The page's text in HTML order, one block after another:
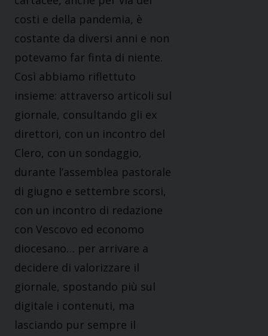
costi e della pandemia, è
costante da diversi anni e non
potevamo far finta di niente.
Così abbiamo riflettuto
insieme: attraverso articoli sul
giornale, consultando gli ex
direttori, con un incontro del
Clero, con un sondaggio,
durante l’assemblea pastorale
di giugno e settembre scorsi,
con un incontro di redazione
con Vescovo ed economo
diocesano… per arrivare a
decidere di valorizzare il
giornale, spostando più sul
digitale i contenuti, ma
lasciando pur sempre il